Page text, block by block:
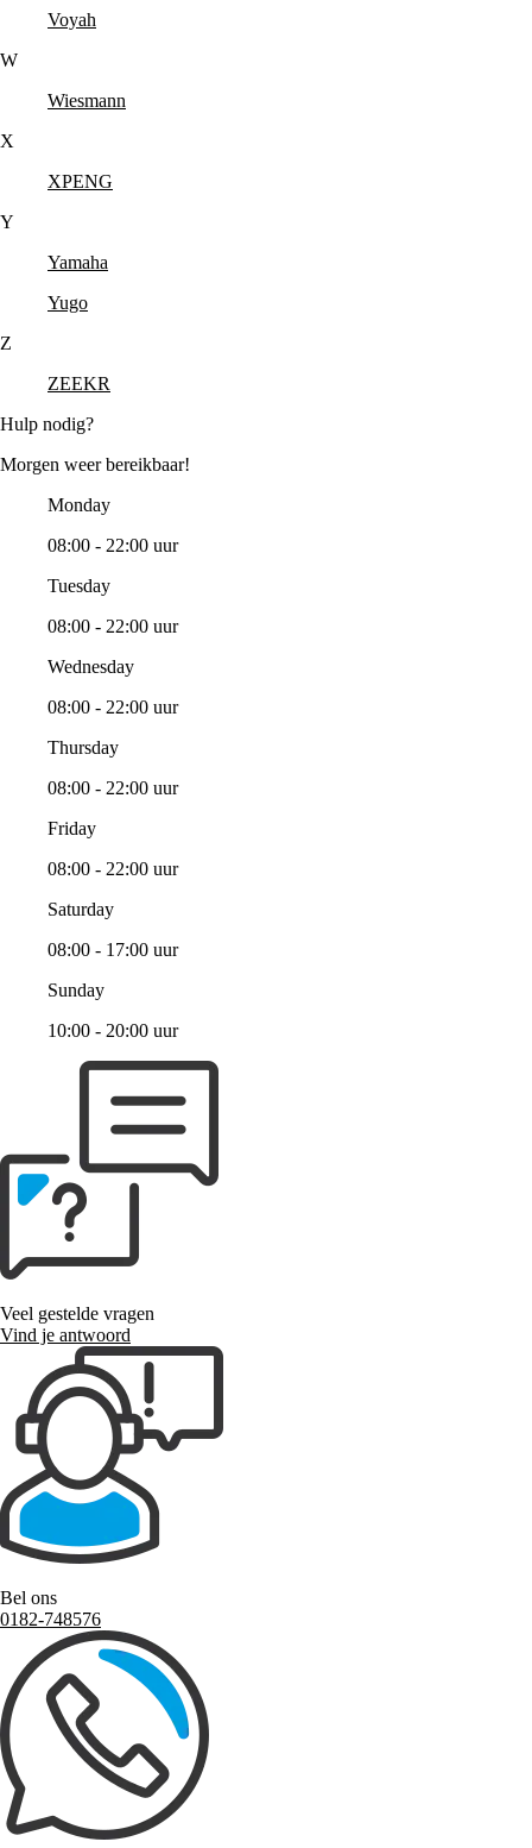
Voyah
W
Wiesmann
X
XPENG
Y
Yamaha
Yugo
Z
ZEEKR
Hulp nodig?
Morgen weer bereikbaar!
Monday
08:00 - 22:00 uur
Tuesday
08:00 - 22:00 uur
Wednesday
08:00 - 22:00 uur
Thursday
08:00 - 22:00 uur
Friday
08:00 - 22:00 uur
Saturday
08:00 - 17:00 uur
Sunday
10:00 - 20:00 uur
Veel gestelde vragen
Vind je antwoord
Bel ons
0182-748576